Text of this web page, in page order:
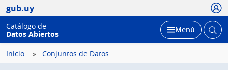
gub.uy
Catálogo de
Datos Abiertos
Desplegar
Menú Abrir
Inicio Conjuntos de Datos